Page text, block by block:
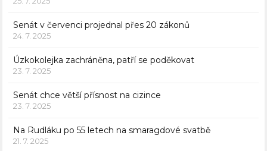
Senát v červenci projednal přes 20 zákonů
24. 7. 2025
Úzkokolejka zachráněna, patří se poděkovat
23. 7. 2025
Senát chce větší přísnost na cizince
23. 7. 2025
Na Rudláku po 55 letech na smaragdové svatbě
21. 7. 2025